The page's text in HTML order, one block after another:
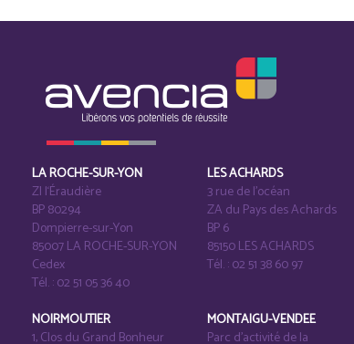
LA ROCHE-SUR-YON
ZI l‘Éraudière
BP 80294
Dompierre-sur-Yon
85007 LA ROCHE-SUR-YON
Cedex
Tél. : 02 51 05 36 40
LES ACHARDS
3 rue de l’océan
ZA du Pays des Achards
BP 6
85150 LES ACHARDS
Tél. : 02 51 38 60 97
NOIRMOUTIER
1, Clos du Grand Bonheur
MONTAIGU-VENDEE
Parc d’activité de la